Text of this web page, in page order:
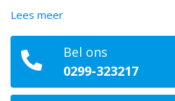
Bel ons
0299-323217
Lees meer